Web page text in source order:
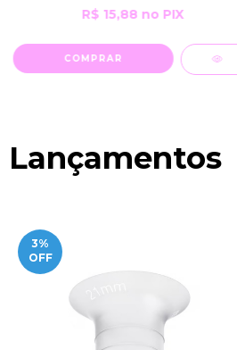
R$ 15,88 no PIX
Lançamentos
3%
OFF